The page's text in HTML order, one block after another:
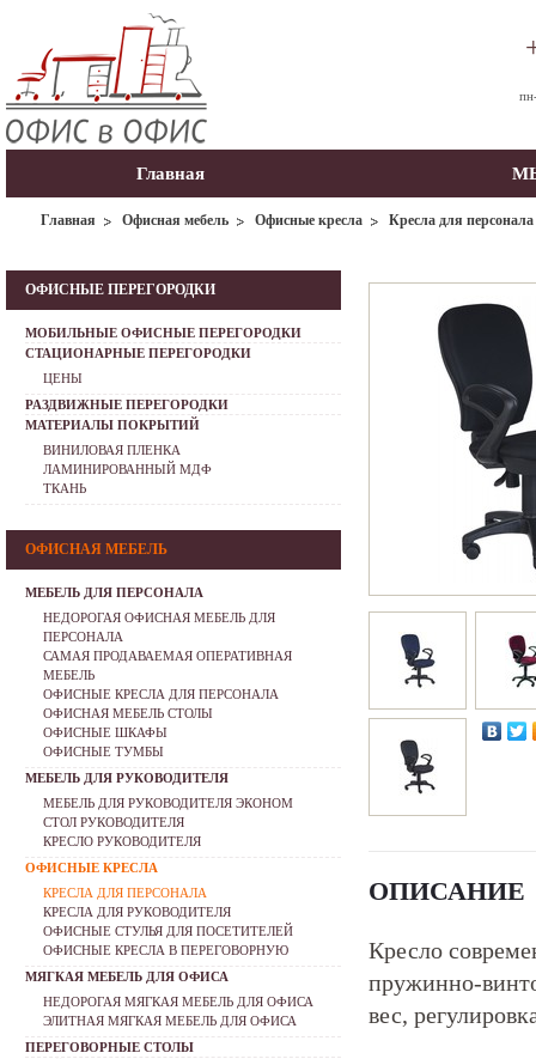
Главная
Главная Офисная мебель Офисные кресла Кресла для персонала
ОПИСАНИЕ
Кресло
пружинно-
вес,
ОФИСНЫЕ ПЕРЕГОРОДКИ
МОБИЛЬНЫЕ ОФИСНЫЕ ПЕРЕГОРОДКИ
СТАЦИОНАРНЫЕ ПЕРЕГОРОДКИ
ЦЕНЫ
РАЗДВИЖНЫЕ ПЕРЕГОРОДКИ
МАТЕРИАЛЫ ПОКРЫТИЙ
ВИНИЛОВАЯ ПЛЕНКА
ЛАМИНИРОВАННЫЙ МДФ
ТКАНЬ
ОФИСНАЯ МЕБЕЛЬ
МЕБЕЛЬ ДЛЯ ПЕРСОНАЛА
НЕДОРОГАЯ ОФИСНАЯ МЕБЕЛЬ ДЛЯ
ПЕРСОНАЛА
САМАЯ ПРОДАВАЕМАЯ ОПЕРАТИВНАЯ
МЕБЕЛЬ
ОФИСНЫЕ КРЕСЛА ДЛЯ ПЕРСОНАЛА
ОФИСНАЯ МЕБЕЛЬ СТОЛЫ
ОФИСНЫЕ ШКАФЫ
ОФИСНЫЕ ТУМБЫ
МЕБЕЛЬ ДЛЯ РУКОВОДИТЕЛЯ
МЕБЕЛЬ ДЛЯ РУКОВОДИТЕЛЯ ЭКОНОМ
СТОЛ РУКОВОДИТЕЛЯ
КРЕСЛО РУКОВОДИТЕЛЯ
ОФИСНЫЕ КРЕСЛА
КРЕСЛА ДЛЯ ПЕРСОНАЛА
КРЕСЛА ДЛЯ РУКОВОДИТЕЛЯ
ОФИСНЫЕ СТУЛЬЯ ДЛЯ ПОСЕТИТЕЛЕЙ
ОФИСНЫЕ КРЕСЛА В ПЕРЕГОВОРНУЮ
МЯГКАЯ МЕБЕЛЬ ДЛЯ ОФИСА
НЕДОРОГАЯ МЯГКАЯ МЕБЕЛЬ ДЛЯ ОФИСА
ЭЛИТНАЯ МЯГКАЯ МЕБЕЛЬ ДЛЯ ОФИСА
ПЕРЕГОВОРНЫЕ СТОЛЫ